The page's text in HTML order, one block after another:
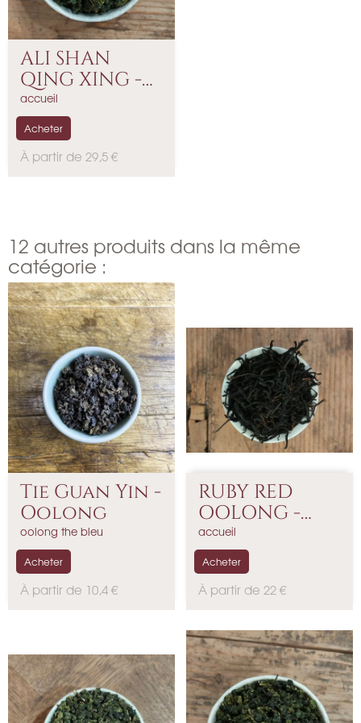
ALI SHAN
QING XING -
Thé...
accueil
P
À partir de 29,5 €
Acheter
12 autres produits dans la même
catégorie :
Tie Guan Yin -
Oolong
oolong the bleu
P
À partir de 10,4 €
Acheter
RUBY RED
OOLONG -
Thé...
accueil
P
x
À partir de 22 €
Acheter